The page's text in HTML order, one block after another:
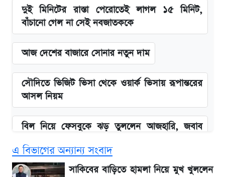
দুই মিনিটের রাস্তা পেরোতেই লাগল ১৫ মিনিট,
বাঁচানো গেল না সেই নবজাতককে
আজ দেশের বাজারে সোনার নতুন দাম
সৌদিতে ভিজিট ভিসা থেকে ওয়ার্ক ভিসায় রূপান্তরের
আসল নিয়ম
বিল নিয়ে ফেসবুকে ঝড় তুললেন আজহারি, জবাব
বাংলাদেশ নিয়ে যা বললেন সজীব ওয়াজেদ জয়
এ বিভাগের অন্যান্য সংবাদ
সাকিবের বাড়িতে হামলা নিয়ে মুখ খুললেন